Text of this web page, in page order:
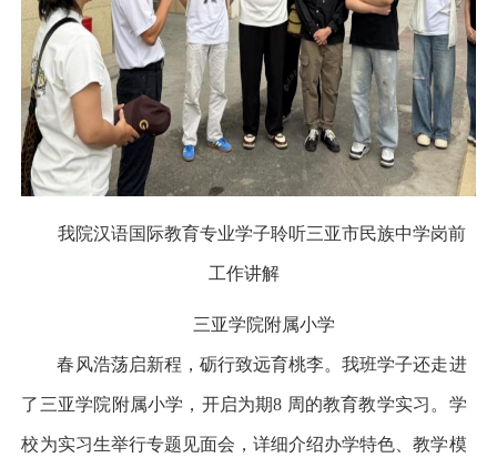
我院汉语国际教育专业学子聆听三亚市民族中学岗前
工作讲解
三亚学院附属小学
春风浩荡启新程，砺行致远育桃李。我班学子还走进
了三亚学院附属小学，开启为期8 周的教育教学实习。学
校为实习生举行专题见面会，详细介绍办学特色、教学模